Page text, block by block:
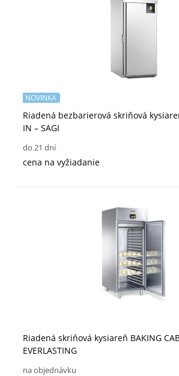
Riadená bezbarierová skriňová
IN – SAGI
NOVINKA
do 21 dní
cena na vyžiadanie
Riadená skriňová kysiareň BAKING
EVERLASTING
na objednávku